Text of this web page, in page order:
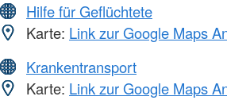
Hilfe für Geflüchtete
Karte: Link zur Google Maps
Krankentransport
Karte: Link zur Google Maps